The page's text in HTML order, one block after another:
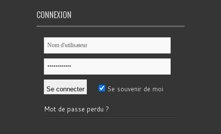
CONNEXION
Se souvenir de moi
Mot de passe perdu ?